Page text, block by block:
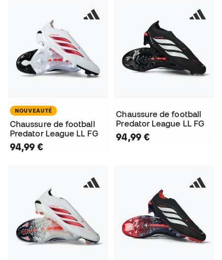
NOUVEAUTÉ
Chaussure de football
Predator League LL FG
94,99 €
Chaussure de football
Predator League LL FG
94,99 €